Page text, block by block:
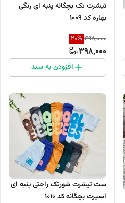
تیشرت تک بچگانه پنبه ای رنگی
بهاره کد 1009
498,000
20%
398,000
افزودن به سبد
ست تیشرت شورتک راحتی پنبه ای
اسپرت بچگانه کد 1010